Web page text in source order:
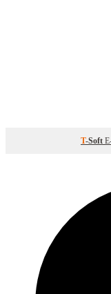
T-Soft